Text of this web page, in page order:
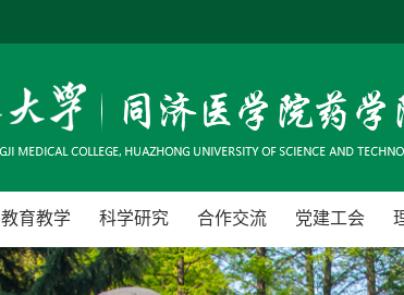
教育教学 科学研究 合作交流 党建工会